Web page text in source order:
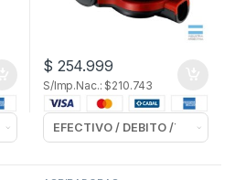
$ 254.999
S/Imp.Nac.: $210.743